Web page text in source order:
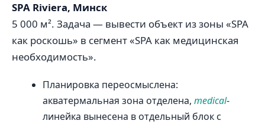
SPA Riviera, Минск
5 000 м². Задача — вывести объект из зоны «SPA
как роскошь» в сегмент «SPA как медицинская
необходимость».
Планировка переосмыслена:
акватермальная зона отделена, medical-
линейка вынесена в отдельный блок с